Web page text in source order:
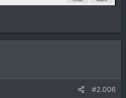
#2.006